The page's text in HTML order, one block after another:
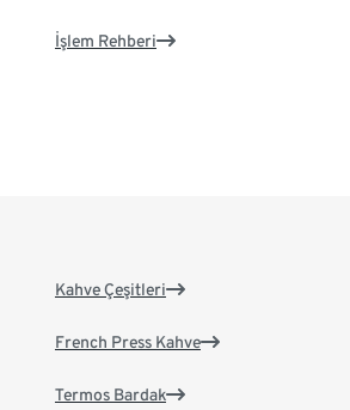
İşlem Rehberi
Kahve Çeşitleri
French Press Kahve
Termos Bardak